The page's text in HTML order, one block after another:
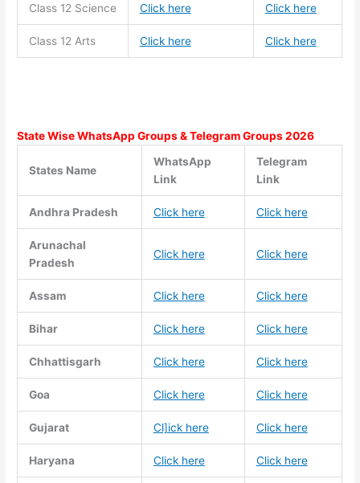
Class 12 Science Click here Click here
Class 12 Arts Click here Click here
State Wise WhatsApp Groups & Telegram Groups 2026
States Name
WhatsApp
Link
Telegram
Link
Andhra Pradesh Click here Click here
Arunachal
Pradesh
Click here Click here
Assam Click here Click here
Bihar Click here Click here
Chhattisgarh Click here Click here
Goa Click here Click here
Gujarat Cl]ick here Click here
Haryana Click here Click here